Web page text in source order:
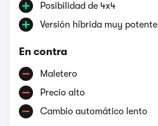
Posibilidad de 4x4
Versión híbrida muy potente
En contra
Maletero
Precio alto
Cambio automático lento